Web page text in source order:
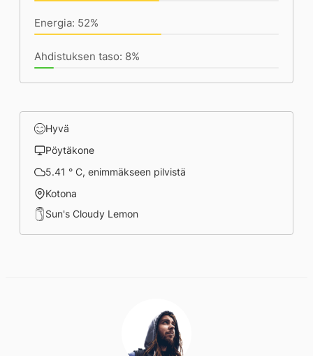
Energia: 52%
Ahdistuksen taso: 8%
Hyvä
Pöytäkone
5.41 ° C, enimmäkseen pilvistä
Kotona
Sun's Cloudy Lemon